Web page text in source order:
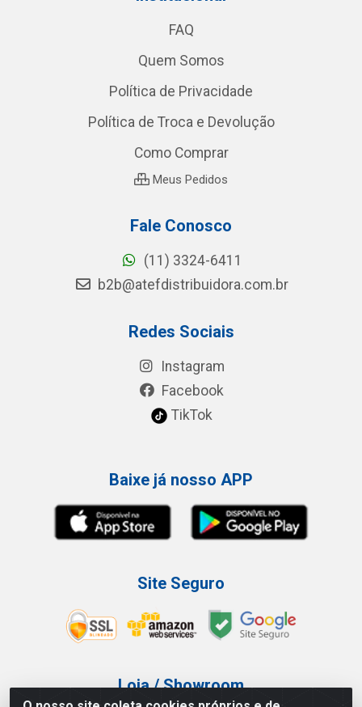
FAQ
Quem Somos
Política de Privacidade
Política de Troca e Devolução
Como Comprar
Meus Pedidos
Fale Conosco
(11) 3324-6411
b2b@atefdistribuidora.com.br
Redes Sociais
Instagram
Facebook
TikTok
Baixe já nosso APP
Site Seguro
Loja / Showroom